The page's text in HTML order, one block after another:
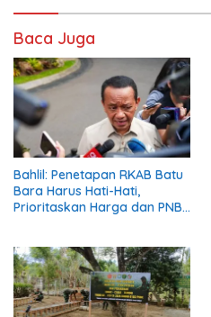
Baca Juga
Bahlil: Penetapan RKAB Batu
Bara Harus Hati-Hati,
Prioritaskan Harga dan PNBP